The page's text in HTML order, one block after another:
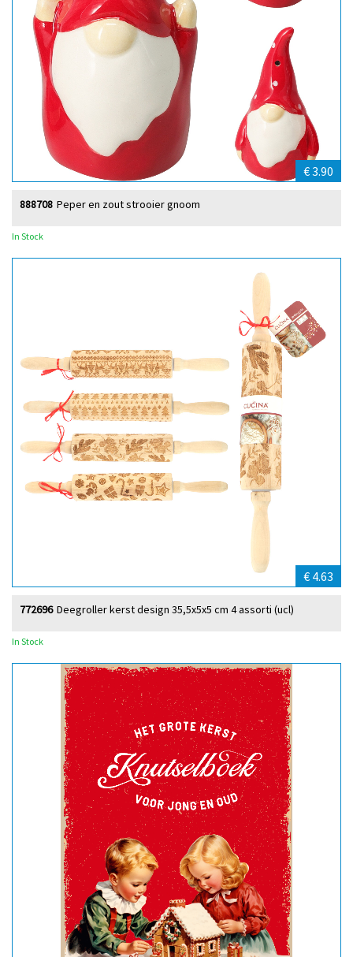
€ 3.90
Peper en zout strooier gnoom
888708
In Stock
€ 4.63
Deegroller kerst design 35,5x5x5 cm 4 assorti (ucl)
772696
In Stock